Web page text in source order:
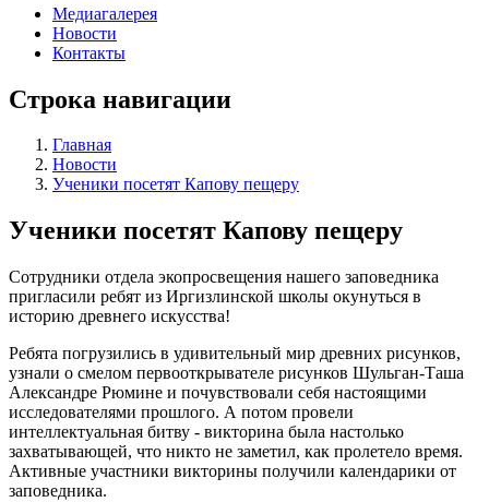
Медиагалерея
Новости
Контакты
Строка навигации
Главная
Новости
Ученики посетят Капову пещеру
Ученики посетят Капову пещеру
Сотрудники отдела экопросвещения нашего заповедника
пригласили ребят из Иргизлинской школы окунуться в
историю древнего искусства!
Ребята погрузились в удивительный мир древних рисунков,
узнали о смелом первооткрывателе рисунков Шульган-Таша
Александре Рюмине и почувствовали себя настоящими
исследователями прошлого. А потом провели
интеллектуальная битву - викторина была настолько
захватывающей, что никто не заметил, как пролетело время.
Активные участники викторины получили календарики от
заповедника.